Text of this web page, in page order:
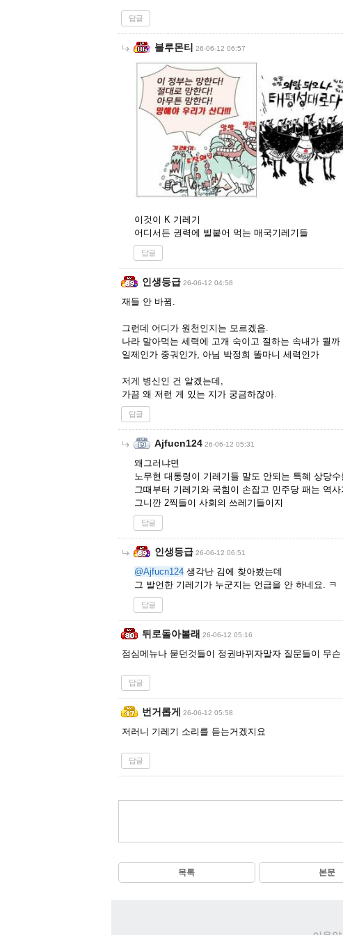
답글
블루몬티 26-06-12 06:57
이것이 K 기레기
어디서든 권력에 빌붙어 먹는 매국기레기들
답글
인생등급 26-06-12 04:58
재들 안 바뀜.
그런데 어디가 원천인지는 모르겠음.
나라 말아먹는 세력에 고개 숙이고 절하는 속내가 뭘까
일제인가 중궈인가, 아님 박정희 똘마니 세력인가
저게 병신인 건 알겠는데,
가끔 왜 저런 게 있는 지가 궁금하잖아.
답글
Ajfucn124 26-06-12 05:31
왜그러냐면
노무현 대통령이 기레기들 말도 안되는 특혜 상당
그때부터 기레기와 국힘이 손잡고 민주당 패는 역사
그니깐 2찍들이 사회의 쓰레기들이지
답글
인생등급 26-06-12 06:51
@Ajfucn124 생각난 김에 찾아봤는데
그 발언한 기레기가 누군지는 언급을 안 하네요. ㅋ
답글
뒤로돌아볼래 26-06-12 05:16
점심메뉴나 묻던것들이 정권바뀌자말자 질문들이 무
답글
번거롭게 26-06-12 05:58
저러니 기레기 소리를 듣는거겠지요
답글
목록 본문